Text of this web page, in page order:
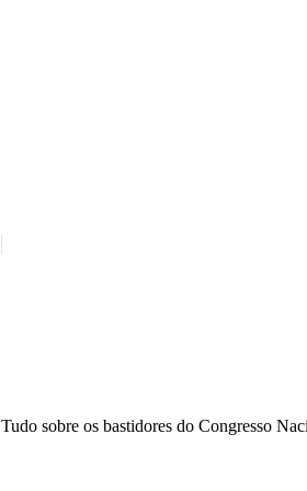
Tudo sobre os bastidores do Congresso